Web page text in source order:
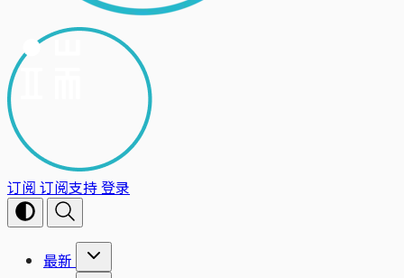
订阅 订阅支持登录
最新